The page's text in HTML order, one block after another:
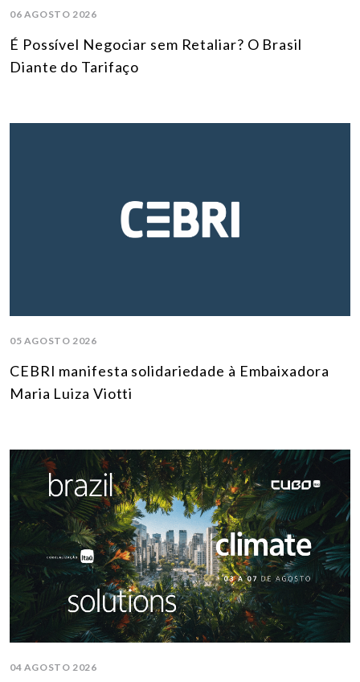
06 AGOSTO 2026
É Possível Negociar sem Retaliar? O Brasil
Diante do Tarifaço
05 AGOSTO 2026
CEBRI manifesta solidariedade à Embaixadora
Maria Luiza Viotti
04 AGOSTO 2026